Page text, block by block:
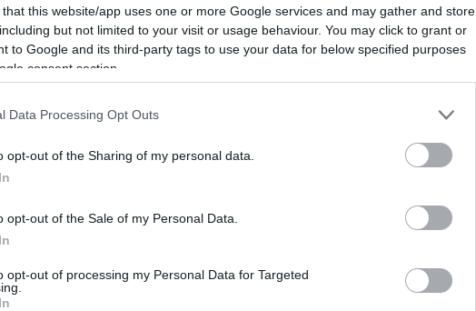
that this website/app uses one or more Google services and may gather and store
but not limited to your visit or usage behaviour. You may click to grant or
to Google and its third-party tags to use your data for below specified purposes
consent section.
Data Processing Opt Outs
opt-out of the Sharing of my personal data.
opt-out of the Sale of my Personal Data.
opt-out of processing my Personal Data for Targeted
árnyalat is megmarad a karosszérián.